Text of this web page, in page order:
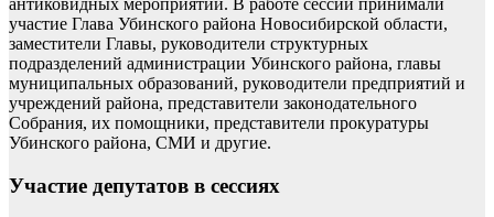
антиковидных мероприятий. В работе сессий принимали
участие Глава Убинского района Новосибирской области,
заместители Главы, руководители структурных
подразделений администрации Убинского района, главы
муниципальных образований, руководители предприятий и
учреждений района, представители законодательного
Собрания, их помощники, представители прокуратуры
Убинского района, СМИ и другие.
Участие депутатов в сессиях